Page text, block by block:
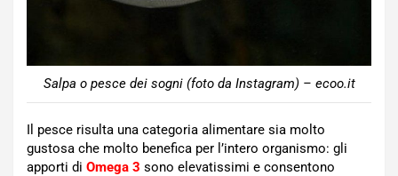
Salpa o pesce dei sogni (foto da Instagram) – ecoo.it
Il pesce risulta una categoria alimentare sia molto
gustosa che molto benefica per l’intero organismo: gli
apporti di Omega 3 sono elevatissimi e consentono